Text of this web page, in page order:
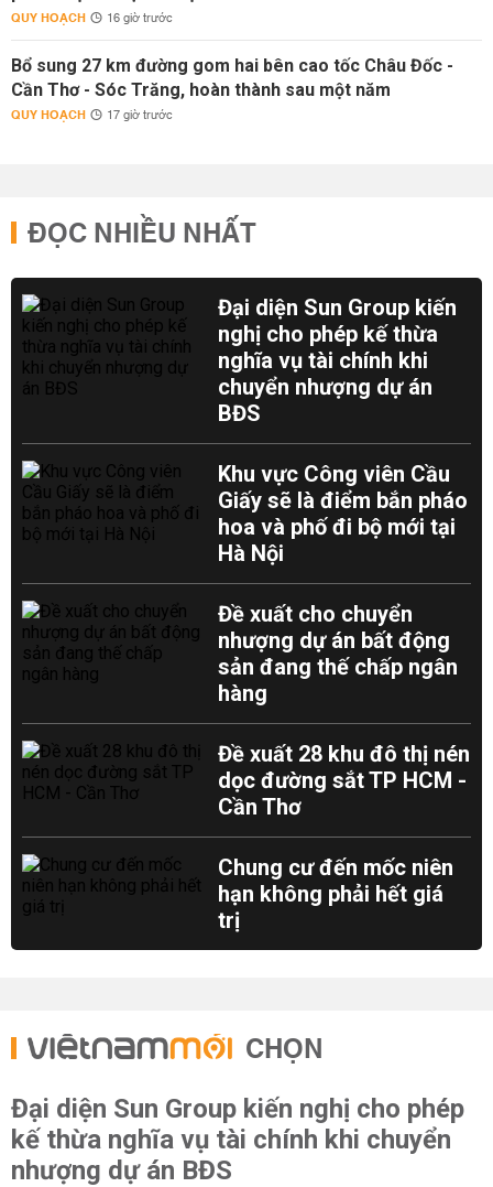
QUY HOẠCH 16 giờ trước
Bổ sung 27 km đường gom hai bên cao tốc Châu Đốc -
Cần Thơ - Sóc Trăng, hoàn thành sau một năm
QUY HOẠCH 17 giờ trước
ĐỌC NHIỀU NHẤT
Đại diện Sun Group kiến
nghị cho phép kế thừa
nghĩa vụ tài chính khi
chuyển nhượng dự án
BĐS
Khu vực Công viên Cầu
Giấy sẽ là điểm bắn pháo
hoa và phố đi bộ mới tại
Hà Nội
Đề xuất cho chuyển
nhượng dự án bất động
sản đang thế chấp ngân
hàng
Đề xuất 28 khu đô thị nén
dọc đường sắt TP HCM -
Cần Thơ
Chung cư đến mốc niên
hạn không phải hết giá
trị
CHỌN
Đại diện Sun Group kiến nghị cho phép
kế thừa nghĩa vụ tài chính khi chuyển
nhượng dự án BĐS